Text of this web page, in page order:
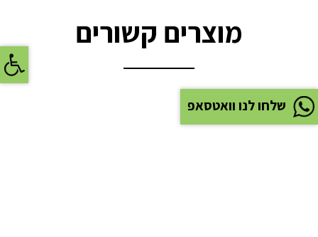
שלחו לנו וואטסאפ
מוצרים קשורים